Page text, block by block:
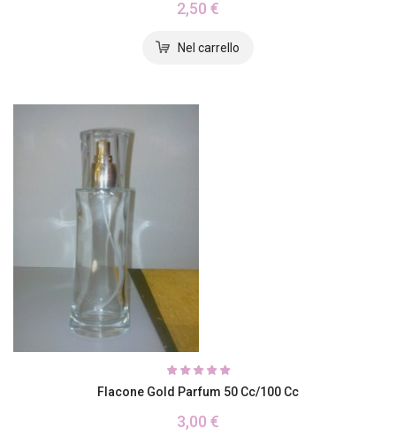
2,50 €
Flacone Gold Parfum 50 Cc/100 Cc
3,00 €